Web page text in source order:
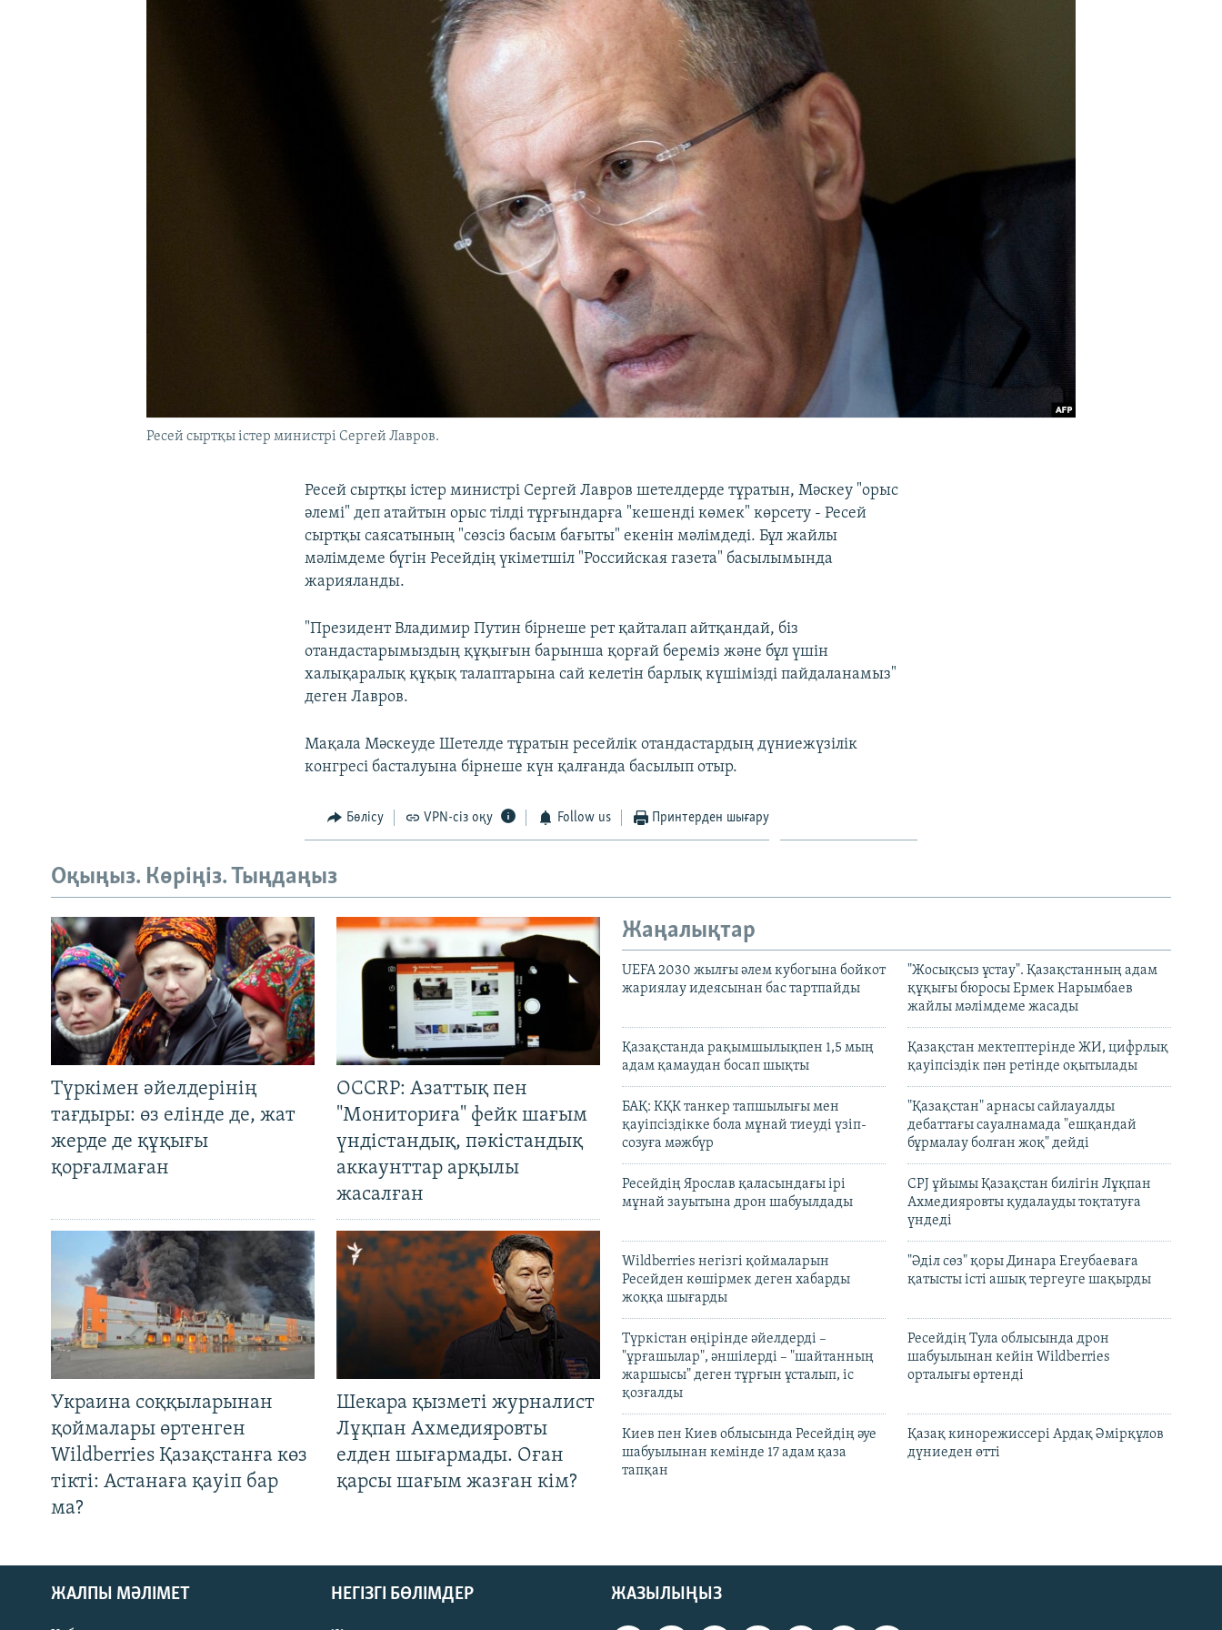
Ресей сыртқы істер министрі Сергей Лавров.
Ресей сыртқы істер министрі Сергей Лавров шетелдерде тұратын, Мәскеу "орыс
әлемі" деп атайтын орыс тілді тұрғындарға "кешенді көмек" көрсету - Ресей
сыртқы саясатының "сөзсіз басым бағыты" екенін мәлімдеді. Бұл жайлы
мәлімдеме бүгін Ресейдің үкіметшіл "Российская газета" басылымында
жарияланды.
"Президент Владимир Путин бірнеше рет қайталап айтқандай, біз
отандастарымыздың құқығын барынша қорғай береміз және бұл үшін
халықаралық құқық талаптарына сай келетін барлық күшімізді пайдаланамыз"
деген Лавров.
Мақала Мәскеуде Шетелде тұратын ресейлік отандастардың дүниежүзілік
конгресі басталуына бірнеше күн қалғанда басылып отыр.
Бөлісу VPN-сіз оқу Follow us Принтерден шығару
Оқыңыз. Көріңіз. Тыңдаңыз
Түркімен әйелдерінің
тағдыры: өз елінде де, жат
жерде де құқығы
қорғалмаған
OCCRP: Азаттық пен
"Мониториға" фейк шағым
үндістандық, пәкістандық
аккаунттар арқылы
жасалған
Украина соққыларынан
қоймалары өртенген
Wildberries Қазақстанға көз
тікті: Астанаға қауіп бар
ма?
Шекара қызметі журналист
Лұқпан Ахмедияровты
елден шығармады. Оған
қарсы шағым жазған кім?
Жаңалықтар
UEFA 2030 жылғы әлем кубогына бойкот
жариялау идеясынан бас тартпайды
"Жосықсыз ұстау". Қазақстанның адам
құқығы бюросы Ермек Нарымбаев
жайлы мәлімдеме жасады
Қазақстанда рақымшылықпен 1,5 мың
адам қамаудан босап шықты
Қазақстан мектептерінде ЖИ, цифрлық
қауіпсіздік пән ретінде оқытылады
БАҚ: КҚК танкер тапшылығы мен
қауіпсіздікке бола мұнай тиеуді үзіп-
созуға мәжбүр
"Қазақстан" арнасы сайлауалды
дебаттағы сауалнамада "ешқандай
бұрмалау болған жоқ" дейді
Ресейдің Ярослав қаласындағы ірі
мұнай зауытына дрон шабуылдады
CPJ ұйымы Қазақстан билігін Лұқпан
Ахмедияровты қудалауды тоқтатуға
үндеді
Wildberries негізгі қоймаларын
Ресейден көшірмек деген хабарды
жоққа шығарды
"Әділ сөз" қоры Динара Егеубаеваға
қатысты істі ашық тергеуге шақырды
Түркістан өңірінде әйелдерді –
"ұрғашылар", әншілерді – "шайтанның
жаршысы" деген тұрғын ұсталып, іс
қозғалды
Ресейдің Тула облысында дрон
шабуылынан кейін Wildberries
орталығы өртенді
Киев пен Киев облысында Ресейдің әуе
шабуылынан кемінде 17 адам қаза
тапқан
Қазақ кинорежиссері Ардақ Әмірқұлов
дүниеден өтті
ЖАЗЫЛЫҢЫЗ
ЖАЛПЫ МӘЛІМЕТ НЕГІЗГІ БӨЛІМДЕР